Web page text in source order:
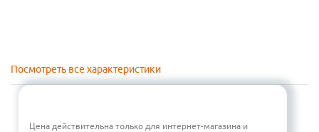
Посмотреть все характеристики
Цена действительна только для интернет-магазина и